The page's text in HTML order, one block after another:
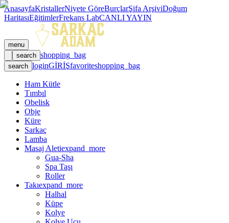
AnasayfaKristallerNiyete GöreBurçlarŞifa ArşiviDoğum
HaritasıEğitimlerFrekans LabCANLI YAYIN
menu
search shopping_bag
search loginGİRİŞfavoriteshopping_bag
Ham Kütle
Tımbıl
Obelisk
Obje
Küre
Sarkaç
Lamba
Masaj Aletiexpand_more
Gua-Sha
Spa Taşı
Roller
Takıexpand_more
Halhal
Küpe
Kolye